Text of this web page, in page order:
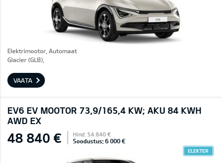
Elektrimootor, Automaat
Glacier (GLB),
VAATA
EV6 EV MOOTOR 73,9/165,4 KW; AKU 84 KWH
AWD EX
48 840 € Hind: 54 840 €
Soodustus: 6 000 €
ELEKTER